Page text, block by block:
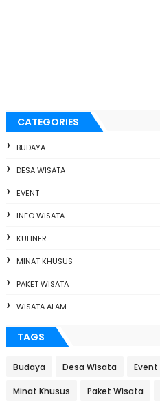
CATEGORIES
BUDAYA
DESA WISATA
EVENT
INFO WISATA
KULINER
MINAT KHUSUS
PAKET WISATA
WISATA ALAM
TAGS
Budaya Desa Wisata Event
Minat Khusus Paket Wisata